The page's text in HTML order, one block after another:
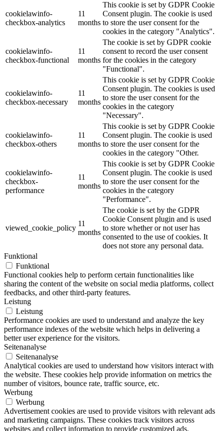
cookielawinfo-
checkbox-analytics
11
months
This cookie is set by GDPR Cookie
Consent plugin. The cookie is used
to store the user consent for the
cookies in the category "Analytics".
cookielawinfo-
checkbox-functional
11
months
The cookie is set by GDPR cookie
consent to record the user consent
for the cookies in the category
"Functional".
cookielawinfo-
checkbox-necessary
11
months
This cookie is set by GDPR Cookie
Consent plugin. The cookies is used
to store the user consent for the
cookies in the category
"Necessary".
cookielawinfo-
checkbox-others
11
months
This cookie is set by GDPR Cookie
Consent plugin. The cookie is used
to store the user consent for the
cookies in the category "Other.
cookielawinfo-
checkbox-
performance
11
months
This cookie is set by GDPR Cookie
Consent plugin. The cookie is used
to store the user consent for the
cookies in the category
"Performance".
viewed_cookie_policy
11
months
The cookie is set by the GDPR
Cookie Consent plugin and is used
to store whether or not user has
consented to the use of cookies. It
does not store any personal data.
Funktional
Funktional
Functional cookies help to perform certain functionalities like
sharing the content of the website on social media platforms, collect
feedbacks, and other third-party features.
Leistung
Leistung
Performance cookies are used to understand and analyze the key
performance indexes of the website which helps in delivering a
better user experience for the visitors.
Seitenanalyse
Seitenanalyse
Analytical cookies are used to understand how visitors interact with
the website. These cookies help provide information on metrics the
number of visitors, bounce rate, traffic source, etc.
Werbung
Werbung
Advertisement cookies are used to provide visitors with relevant ads
and marketing campaigns. These cookies track visitors across
websites and collect information to provide customized ads.